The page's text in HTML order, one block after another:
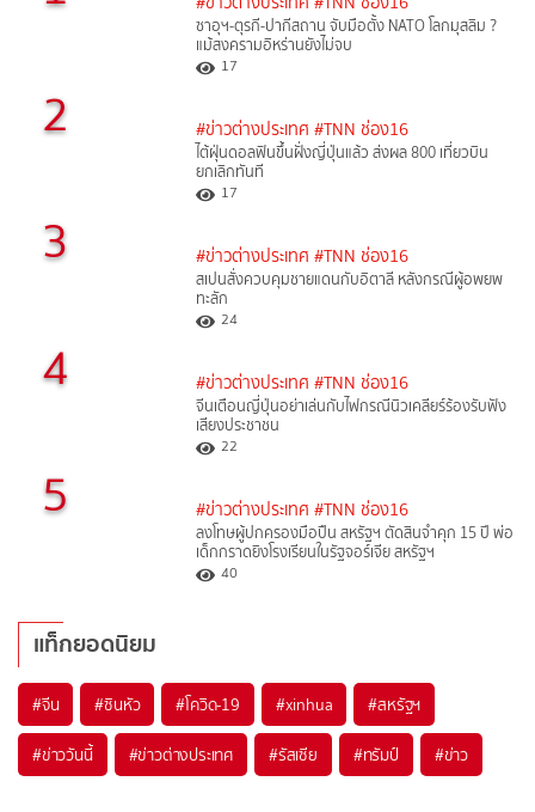
ซาอุฯ-ตุรกี-ปากีสถาน จับมือตั้ง NATO โลกมุสลิม ?
แม้สงครามอิหร่านยังไม่จบ
17
2 #ข่าวต่างประเทศ #TNN ช่อง16
ไต้ฝุ่นดอลฟินขึ้นฝั่งญี่ปุ่นแล้ว ส่งผล 800 เที่ยวบิน
ยกเลิกทันที
17
3 #ข่าวต่างประเทศ #TNN ช่อง16
สเปนสั่งควบคุมชายแดนกับอิตาลี หลังกรณีผู้อพยพ
ทะลัก
24
4 #ข่าวต่างประเทศ #TNN ช่อง16
จีนเตือนญี่ปุ่นอย่าเล่นกับไฟกรณีนิวเคลียร์ร้องรับฟัง
เสียงประชาชน
22
5 #ข่าวต่างประเทศ #TNN ช่อง16
ลงโทษผู้ปกครองมือปืน สหรัฐฯ ตัดสินจำคุก 15 ปี พ่อ
เด็กกราดยิงโรงเรียนในรัฐจอร์เจีย สหรัฐฯ
40
แท็กยอดนิยม
#จีน #ซินหัว #โควิด-19 #xinhua #สหรัฐฯ
#ข่าววันนี้ #ข่าวต่างประเทศ #รัสเซีย #ทรัมป์ #ข่าว